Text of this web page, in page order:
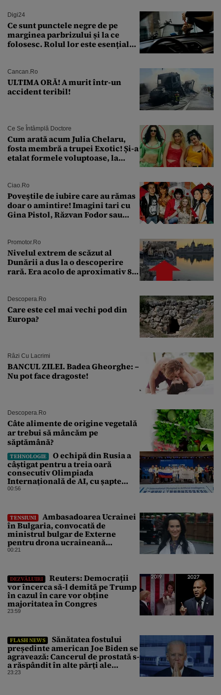
Digi24
Ce sunt punctele negre de pe
marginea parbrizului și la ce
folosesc. Rolul lor este esențial
Cancan.ro
ULTIMA ORĂ! A murit într-un
accident teribil!
Ce Se Întâmplă Doctore
Cum arată acum Julia Chelaru,
fosta membră a trupei Exotic! Și-a
etalat formele voluptoase, la
Ciao.ro
Poveştile de iubire care au rămas
doar o amintire! Imagini tari cu
Gina Pistol, Răzvan Fodor sau
Promotor.ro
Nivelul extrem de scăzut al
Dunării a dus la o descoperire
rară. Era acolo de aproximativ 80
Descopera.ro
Care este cel mai vechi pod din
Europa?
Râzi Cu Lacrimi
BANCUL ZILEI. Badea Gheorghe: –
Nu pot face dragoste!
Descopera.ro
Câte alimente de origine vegetală
ar trebui să mâncăm pe
săptămână?
TEHNOLOGIE
O echipă din Rusia a
câștigat pentru a treia oară
consecutiv Olimpiada
Internațională de AI, cu șapte
medalii din aur și una de bronz
00:56
TENSIUNI
Ambasadoarea Ucrainei
în Bulgaria, convocată de
ministrul bulgar de Externe
pentru drona ucraineană
prăbușită în apropierea
00:21
DEZVĂLUIRI
Reuters: Democrații
vor încerca să-l demită pe Trump
în cazul în care vor obține
majoritatea în Congres
23:59
FLASH NEWS
Sănătatea fostului
președinte american Joe Biden se
agravează: Cancerul de prostată s-
a răspândit în alte părți ale
corpului
23:23